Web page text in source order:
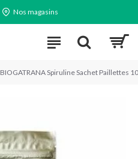
Nos magasins
BIOGATRANA Spiruline Sachet Paillettes